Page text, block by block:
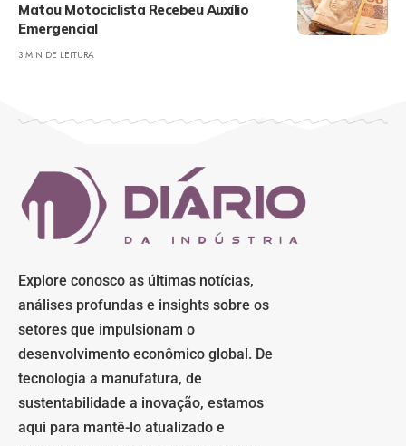
Matou Motociclista Recebeu Auxílio
Emergencial
3 MIN DE LEITURA
Explore conosco as últimas notícias,
análises profundas e insights sobre os
setores que impulsionam o
desenvolvimento econômico global. De
tecnologia a manufatura, de
sustentabilidade a inovação, estamos
aqui para mantê-lo atualizado e